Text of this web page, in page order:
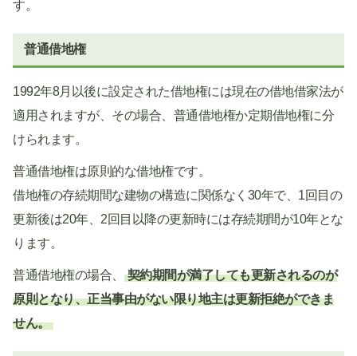
す。
普通借地権
1992年8月以後に設定された借地権には現在の借地借家法が
適用されますが、その場合、普通借地権か定期借地権に分
けられます。
普通借地権は原則的な借地権です。
借地権の存続期間な建物の構造に関係なく30年で、1回目の
更新後は20年、2回目以降の更新時には存続期間が10年とな
ります。
普通借地権の場合、
契約期間が満了しても更新されるのが
原則となり、正当事由がない限り地主は更新拒絶ができま
せん。